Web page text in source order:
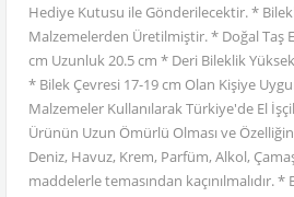
Hediye Kutusu ile Gönderilecektir. *
Malzemelerden Üretilmiştir. * Doğal Taş
cm Uzunluk 20.5 cm * Deri Bileklik
* Bilek Çevresi 17-19 cm Olan Kişiye
Malzemeler Kullanılarak Türkiye'de El
Ürünün Uzun Ömürlü Olması ve
Deniz, Havuz, Krem, Parfüm, Alkol,
maddelerle temasından kaçınılmalıdır.